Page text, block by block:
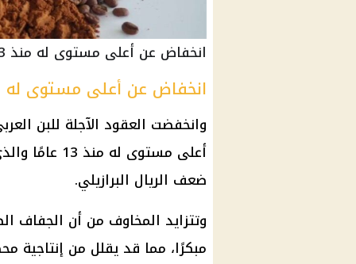
انخفاض عن أعلى مستوى له منذ 13 عامًا
انخفاض عن أعلى مستوى له منذ
ضعف الريال البرازيلي.
وتتزايد المخاوف من أن الجفاف
مبكرًا، مما قد يقلل من إنتاجية